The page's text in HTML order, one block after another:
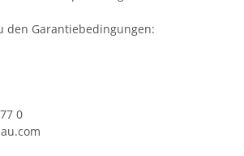
den Garantiebedingungen:
0